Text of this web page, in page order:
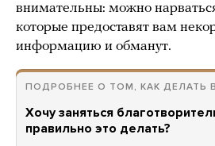
внимательны: можно
которые предоставят вам
информацию и обманут.
ПОДРОБНЕЕ О ТОМ, КАК ДЕЛАТЬ
Хочу заняться
правильно это делать?